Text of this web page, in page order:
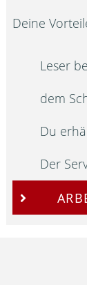
Deine
Leser
dem
Du
Der